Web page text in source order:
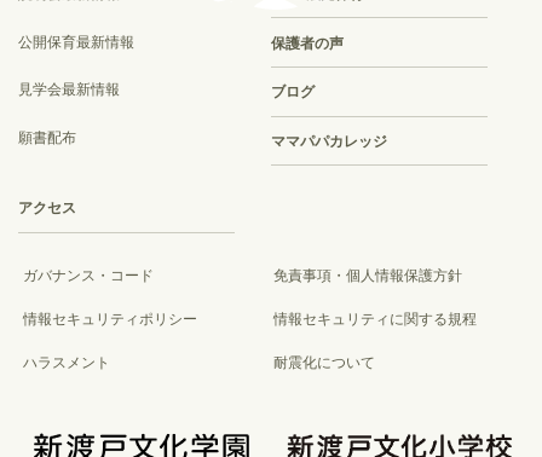
公開保育最新情報
見学会最新情報
願書配布
保護者の声
ブログ
ママパパカレッジ
アクセス
ガバナンス・コード 免責事項・個人情報保護方針
情報セキュリティポリシー 情報セキュリティに関する規程
ハラスメント 耐震化について